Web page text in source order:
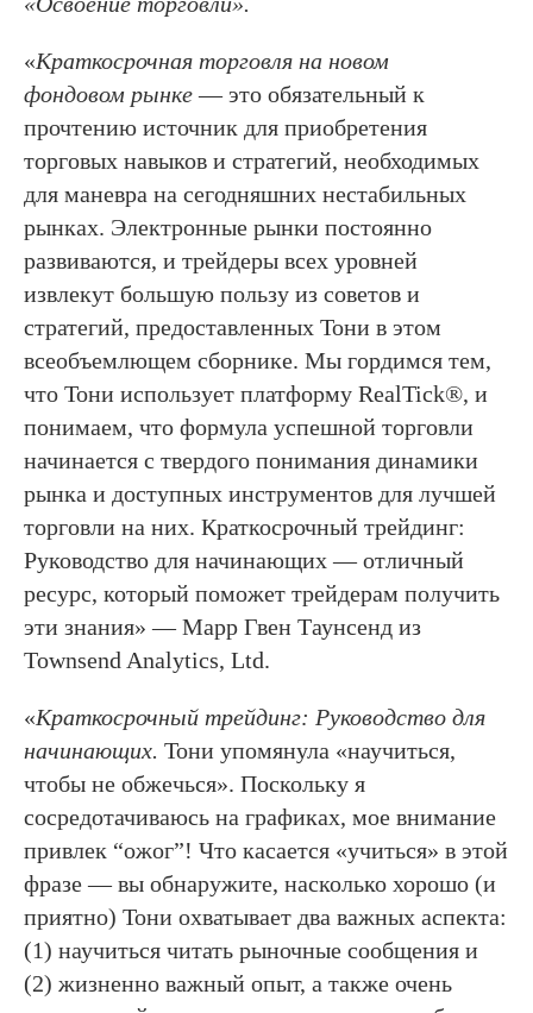
«Краткосрочная торговля на новом
фондовом рынке— это обязательный к
прочтению источник для приобретения
торговых навыков и стратегий, необходимых
для маневра на сегодняшних нестабильных
рынках. Электронные рынки постоянно
развиваются, и трейдеры всех уровней
извлекут большую пользу из советов и
стратегий, предоставленных Тони в этом
всеобъемлющем сборнике. Мы гордимся тем,
что Тони использует платформу RealTick®, и
понимаем, что формула успешной торговли
начинается с твердого понимания динамики
рынка и доступных инструментов для лучшей
торговли на них. Краткосрочный трейдинг:
Руководство для начинающих — отличный
ресурс, который поможет трейдерам получить
эти знания» — Марр Гвен Таунсенд из
Townsend Analytics, Ltd.
«Краткосрочный трейдинг: Руководство для
начинающих. Тони упомянула «научиться,
чтобы не обжечься». Поскольку я
сосредотачиваюсь на графиках, мое внимание
привлек “ожог”! Что касается «учиться» в этой
фразе — вы обнаружите, насколько хорошо (и
приятно) Тони охватывает два важных аспекта:
(1) научиться читать рыночные сообщения и
(2) жизненно важный опыт, а также очень